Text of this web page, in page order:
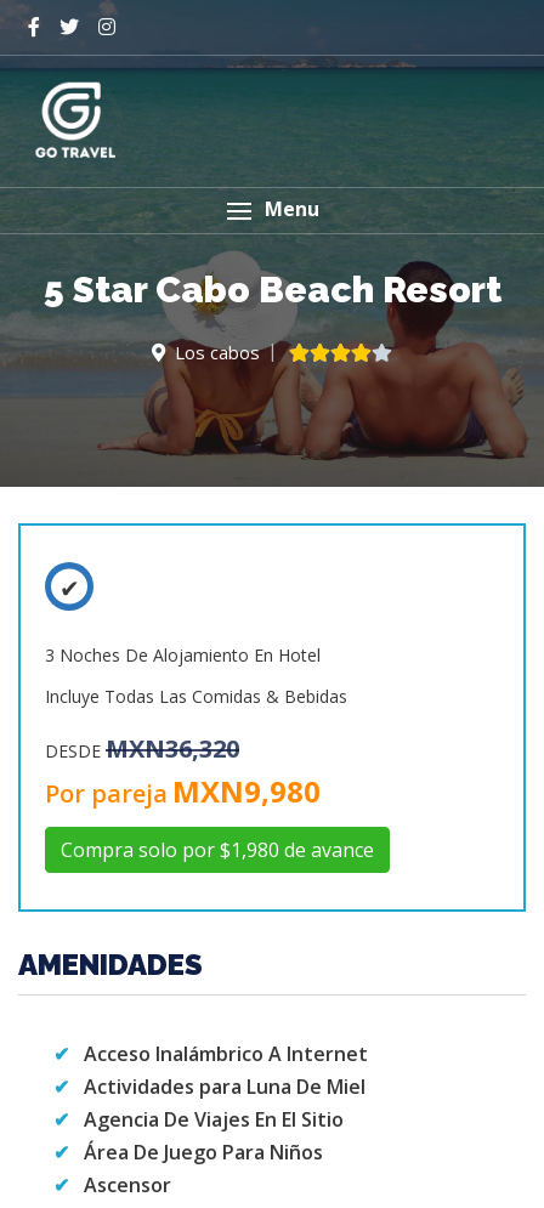
Menu
5 Star Cabo Beach Resort
Los cabos
3 Noches De Alojamiento En Hotel
Incluye Todas Las Comidas & Bebidas
DESDE MXN36,320
Por pareja MXN9,980
Compra solo por $1,980 de avance
AMENIDADES
Acceso Inalámbrico A Internet
Actividades para Luna De Miel
Agencia De Viajes En El Sitio
Área De Juego Para Niños
Ascensor